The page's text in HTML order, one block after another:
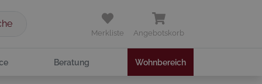
Merkliste Angebotskorb
Beratung Wohnbereich